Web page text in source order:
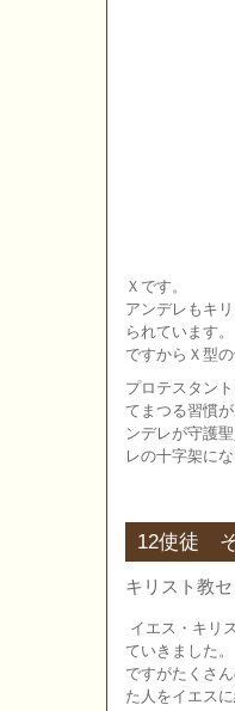
Ｘです。
アンデレもキ
られています。
ですからＸ型
プロテスタン
てまつる習慣
ンデレが守護
レの十字架に
12使徒
キリスト教
イエス・キリ
ていきました。
ですがたくさ
た人をイエス